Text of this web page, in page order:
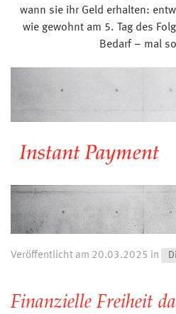
wann sie ihr Geld erhalten:
wie gewohnt am 5. Tag des
Bedarf – mal
Veröffentlicht am 20.03.2025 in
Finanzielle Freiheit